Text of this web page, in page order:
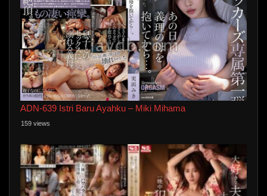
ADN-639 Istri Baru Ayahku – Miki Mihama
159 views